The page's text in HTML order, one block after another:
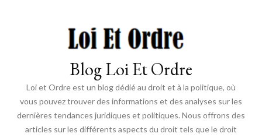
Blog Loi Et Ordre
Loi et Ordre est un blog dédié au droit et à la politique, où
vous pouvez trouver des informations et des analyses sur les
dernières tendances juridiques et politiques. Nous offrons des
articles sur les différents aspects du droit tels que le droit